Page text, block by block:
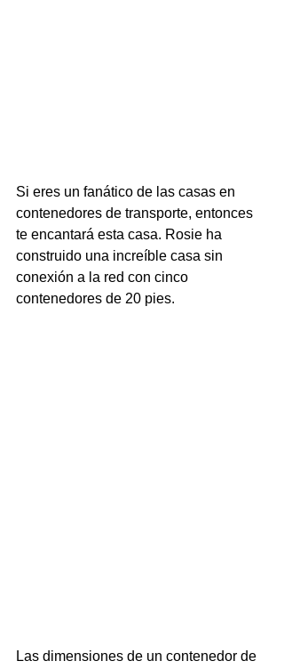
Si eres un fanático de las casas en
contenedores de transporte, entonces
te encantará esta casa. Rosie ha
construido una increíble casa sin
conexión a la red con cinco
contenedores de 20 pies.
Las dimensiones de un contenedor de